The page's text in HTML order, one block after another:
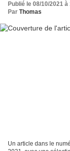
Publié le 08/10/2021 à
Par Thomas
Un article dans le